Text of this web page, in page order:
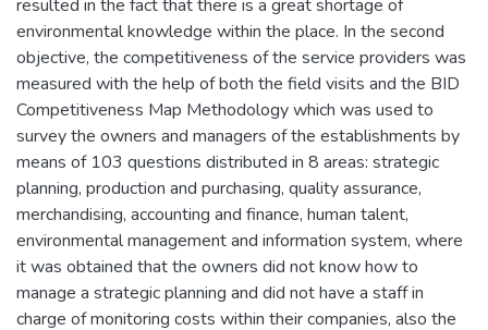
resulted in the fact that there is a great shortage of
environmental knowledge within the place. In the second
objective, the competitiveness of the service providers was
measured with the help of both the field visits and the BID
Competitiveness Map Methodology which was used to
survey the owners and managers of the establishments by
means of 103 questions distributed in 8 areas: strategic
planning, production and purchasing, quality assurance,
merchandising, accounting and finance, human talent,
environmental management and information system, where
it was obtained that the owners did not know how to
manage a strategic planning and did not have a staff in
charge of monitoring costs within their companies, also the